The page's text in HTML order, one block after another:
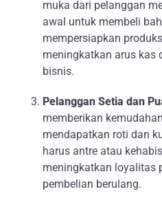
muka dari pelanggan
awal untuk membeli
mempersiapkan
meningkatkan arus kas
bisnis.
Pelanggan Setia dan
memberikan
mendapatkan roti dan
harus antre atau
meningkatkan loyalitas
pembelian berulang.